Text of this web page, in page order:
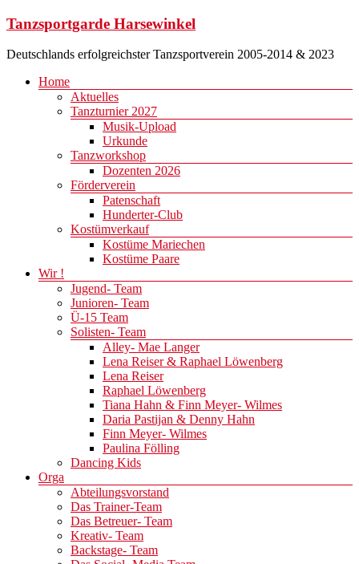
Zum
springen
Tanzsportgarde Harsewinkel
Deutschlands erfolgreichster Tanzsportverein 2005-2014 & 2023
Menü
Home
Aktuelles
Tanzturnier 2027
Musik-Upload
Urkunde
Tanzworkshop
Dozenten 2026
Förderverein
Patenschaft
Hunderter-Club
Kostümverkauf
Kostüme Mariechen
Kostüme Paare
Wir !
Jugend- Team
Junioren- Team
Ü-15 Team
Solisten- Team
Alley- Mae Langer
Lena Reiser & Raphael Löwenberg
Lena Reiser
Raphael Löwenberg
Tiana Hahn & Finn Meyer- Wilmes
Daria Pastijan & Denny Hahn
Finn Meyer- Wilmes
Paulina Fölling
Dancing Kids
Orga
Abteilungsvorstand
Das Trainer-Team
Das Betreuer- Team
Kreativ- Team
Backstage- Team